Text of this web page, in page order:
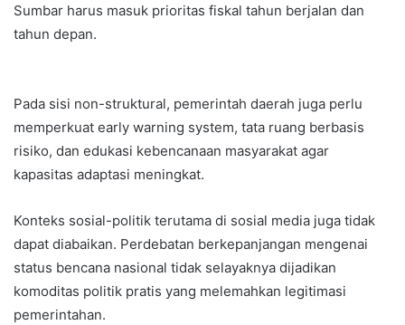
Sumbar harus masuk prioritas fiskal tahun berjalan dan
tahun depan.
Pada sisi non-struktural, pemerintah daerah juga perlu
memperkuat early warning system, tata ruang berbasis
risiko, dan edukasi kebencanaan masyarakat agar
kapasitas adaptasi meningkat.
Konteks sosial-politik terutama di sosial media juga tidak
dapat diabaikan. Perdebatan berkepanjangan mengenai
status bencana nasional tidak selayaknya dijadikan
komoditas politik pratis yang melemahkan legitimasi
pemerintahan.